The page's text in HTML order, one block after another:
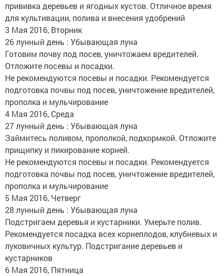
прививка деревьев и ягодных кустов. Отличное время
для культивации, полива и внесения удобрений
3 Мая 2016, Вторник
26 лунный день : Убывающая луна
Готовим почву под посев, уничтожаем вредителей.
Отложите посевы и посадки.
Не рекомендуются посевы и посадки. Рекомендуется
подготовка почвы под посев, уничтожение вредителей,
прополка и мульчирование
4 Мая 2016, Среда
27 лунный день : Убывающая луна
Займитесь поливом, прополкой, подкормкой. Отложите
прищипку и пикирование корней.
Не рекомендуются посевы и посадки. Рекомендуется
подготовка почвы под посев, уничтожение вредителей,
прополка и мульчирование
5 Мая 2016, Четверг
28 лунный день : Убывающая луна
Подстригаем деревья и кустарники. Умерьте полив.
Рекомендуется посадка всех корнеплодов, клубневых и
луковичных культур. Подстригание деревьев и
кустарников
6 Мая 2016, Пятница